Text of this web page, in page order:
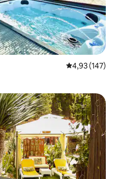
Évaluation
4,93 (147)